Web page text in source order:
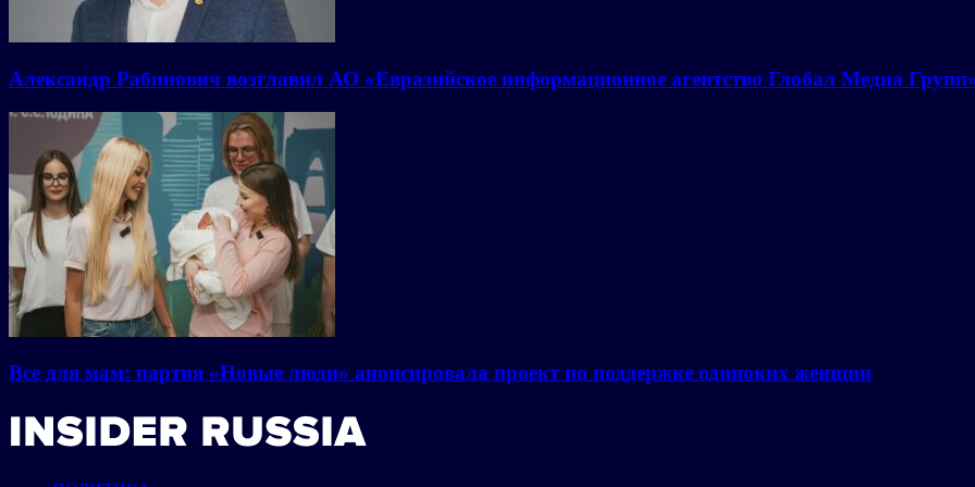
Александр Рабинович возглавил АО «Евразийское информационное агентство Глобал Медиа
Все для мам: партия «Новые люди» анонсировала проект по поддержке одиноких женщин